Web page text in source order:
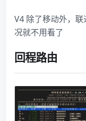
V4 除了移动外，
况就不用看了
回程路由